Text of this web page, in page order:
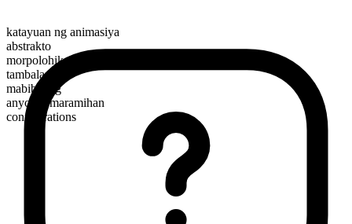
katayuan ng animasiya
abstrakto
morpolohikal na kayarian
tambalan
mabibilang
anyo ng maramihan
conflagrations